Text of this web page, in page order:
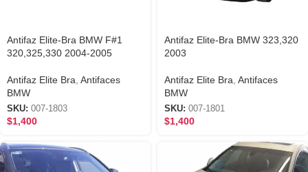
Antifaz Elite-Bra BMW F#1
320,325,330 2004-2005
Antifaz Elite Bra Antifaces
BMW
SKU: 007-1803
$1,400
Antifaz Elite-Bra BMW 323,320
2003
Antifaz Elite Bra Antifaces
BMW
SKU: 007-1801
$1,400